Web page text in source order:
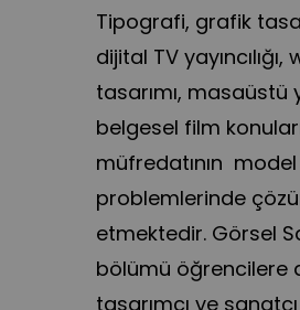
Tipografi, grafik
dijital TV
tasarımı, masaüstü
belgesel film
müfredatının
problemlerinde
etmektedir. Görsel
bölümü öğrencilere
tasarımcı ve